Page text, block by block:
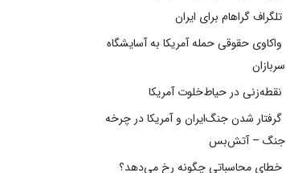
تلگراف گراهام برای ایران
واکاوی حقوقی حمله آمریکا به آسایشگاه
سربازان
نقطه‌زنی در حیاط‌خلوت آمریکا
گرفتار شدن جنگ‌ایران و آمریکا در چرخه
جنگ – آتش‌بس
خطای محاسباتی چگونه رخ می‌دهد؟